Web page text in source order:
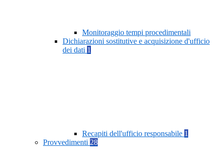
Monitoraggio tempi procedimentali
Dichiarazioni sostitutive e acquisizione d'ufficio
dei dati 1
Recapiti dell'ufficio responsabile 1
Provvedimenti 28